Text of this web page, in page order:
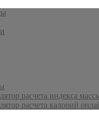
расчета индекса
расчета калорий